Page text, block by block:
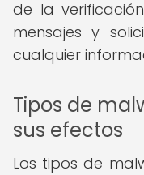
de la
mensajes y
cualquier
Tipos de
sus efectos
Los tipos de